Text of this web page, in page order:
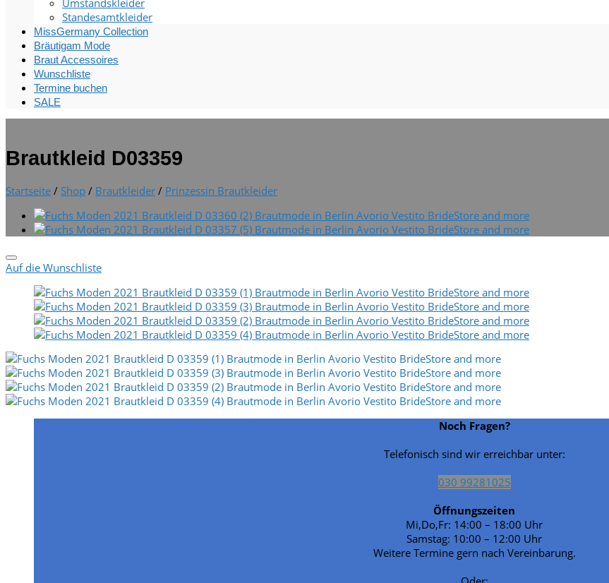
Standesamtkleider
MissGermany Collection
Bräutigam Mode
Braut Accessoires
Wunschliste
Termine buchen
SALE
Brautkleid D03359
Startseite / Shop / Brautkleider / Prinzessin Brautkleider
Auf die Wunschliste
Noch Fragen?
Telefonisch sind wir erreichbar unter:
030 99281025
Öffnungszeiten
Mi,Do,Fr: 14:00 – 18:00 Uhr
Samstag: 10:00 – 12:00 Uhr
Weitere Termine gern nach Vereinbarung.